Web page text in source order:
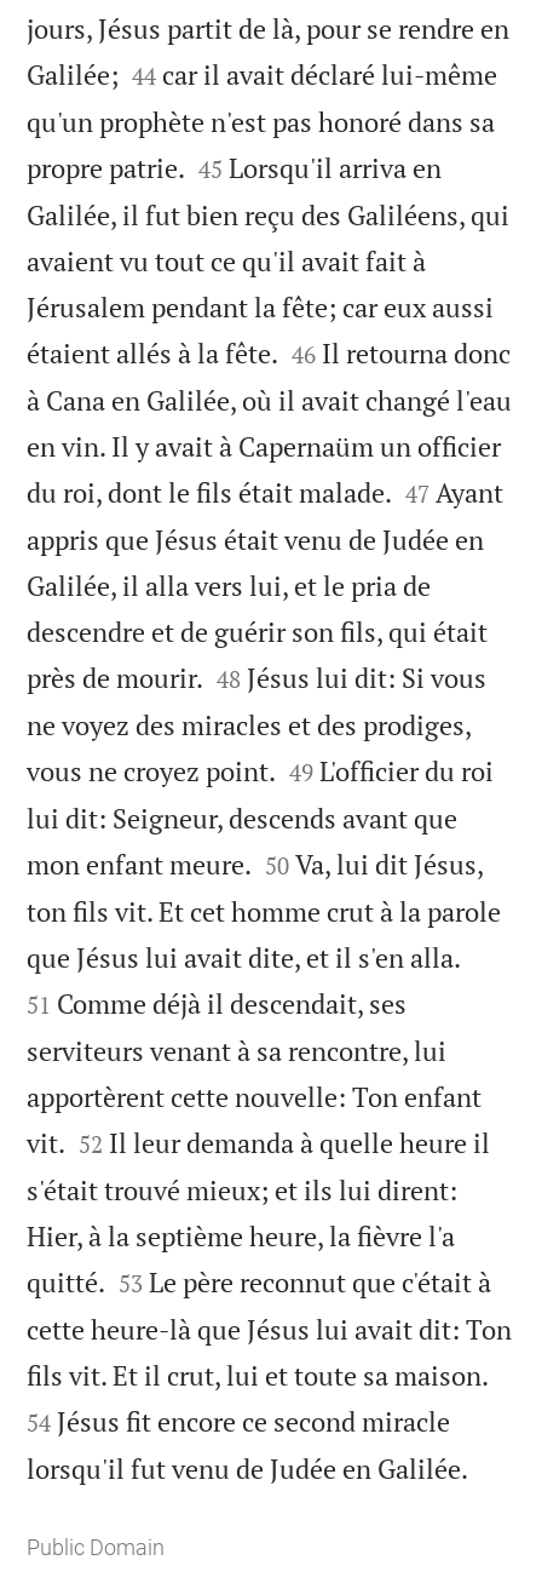
jours, Jésus partit de là, pour se rendre en
Galilée; 

44 car il avait déclaré lui-même
qu'un prophète n'est pas honoré dans sa
propre patrie. 

45 Lorsqu'il arriva en
Galilée, il fut bien reçu des Galiléens, qui
avaient vu tout ce qu'il avait fait à
Jérusalem pendant la fête; car eux aussi
étaient allés à la fête. 

46 Il retourna donc
à Cana en Galilée, où il avait changé l'eau
en vin. Il y avait à Capernaüm un officier
du roi, dont le fils était malade. 

47 Ayant
appris que Jésus était venu de Judée en
Galilée, il alla vers lui, et le pria de
descendre et de guérir son fils, qui était
près de mourir. 

48 Jésus lui dit: Si vous
ne voyez des miracles et des prodiges,
vous ne croyez point. 

49 L'officier du roi
lui dit: Seigneur, descends avant que
mon enfant meure. 

50 Va, lui dit Jésus,
ton fils vit. Et cet homme crut à la parole
que Jésus lui avait dite, et il s'en alla.
51 Comme déjà il descendait, ses
serviteurs venant à sa rencontre, lui
apportèrent cette nouvelle: Ton enfant
vit. 

52 Il leur demanda à quelle heure il
s'était trouvé mieux; et ils lui dirent:
Hier, à la septième heure, la fièvre l'a
quitté. 

53 Le père reconnut que c'était à
cette heure-là que Jésus lui avait dit: Ton
fils vit. Et il crut, lui et toute sa maison.
54 Jésus fit encore ce second miracle
lorsqu'il fut venu de Judée en Galilée.
Public Domain